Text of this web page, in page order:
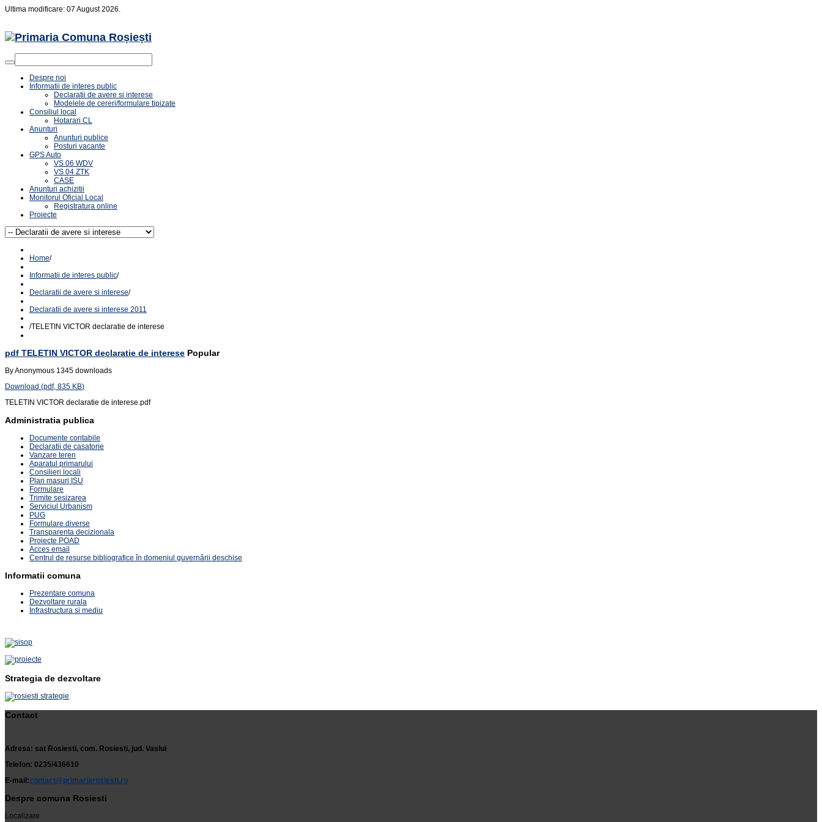
Ultima modificare: 07 August 2026.
Despre noi
Informatii de interes public
Declaratii de avere si interese
Modelele de cereri/formulare tipizate
Consiliul local
Hotarari CL
Anunturi
Anunturi publice
Posturi vacante
GPS Auto
VS 06 WDV
VS 04 ZTK
CASE
Anunturi achizitii
Monitorul Oficial Local
Registratura online
Proiecte
Home/
Informatii de interes public/
Declaratii de avere si interese/
Declaratii de avere si interese 2011
/TELETIN VICTOR declaratie de interese
pdf TELETIN VICTOR declaratie de interese Popular
ByAnonymous 1345 downloads
Download (pdf, 835 KB)
TELETIN VICTOR declaratie de interese.pdf
Administratia publica
Documente contabile
Declaratii de casatorie
Vanzare teren
Aparatul primarului
Consilieri locali
Plan masuri ISU
Formulare
Trimite sesizarea
Serviciul Urbanism
PUG
Formulare diverse
Transparenta decizionala
Proiecte POAD
Acces email
Centrul de resurse bibliografice în domeniul guvernării deschise
Informatii comuna
Prezentare comuna
Dezvoltare rurala
Infrastructura si mediu
Strategia de dezvoltare
Contact
Adresa: sat Rosiesti, com. Rosiesti, jud. Vaslui
Telefon: 0235/436610
E-mail:contact@primariarosiesti.ro
Despre comuna Rosiesti
Localizare